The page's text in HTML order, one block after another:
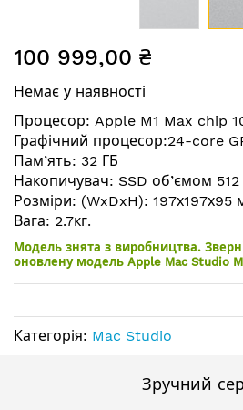
до
галереї
зображень
100 999,00 ₴
Немає у наявності
Процесор: Apple M1 Max chip
Графічний процесор:24-core
Пам’ять: 32 ГБ
Накопичувач: SSD об’ємом 512
Розміри: (WxDxH): 197х197х95
Вага: 2.7кг.
Модель знята з виробництва.
оновлену модель Apple Mac Studio
Категорія: Mac Studio
Зручний